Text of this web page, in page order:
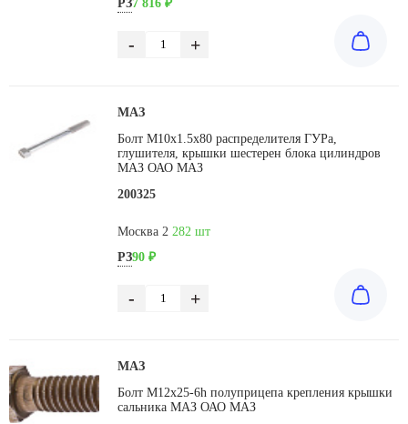
РЗ7 816 ₽
- +
МАЗ
Болт М10х1.5х80 распределителя ГУРа,
глушителя, крышки шестерен блока цилиндров
МАЗ ОАО МАЗ
200325
Москва 2 282 шт
РЗ90 ₽
- +
МАЗ
Болт М12х25-6h полуприцепа крепления крышки
сальника МАЗ ОАО МАЗ